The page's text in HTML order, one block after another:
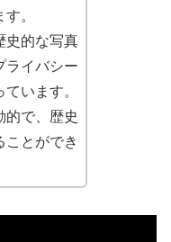
。
史的な写真
ライバシー
います。
的で、歴史
ことができ